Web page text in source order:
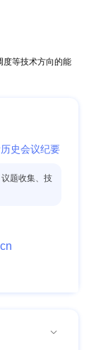
度等技术方向的能
史会议纪要
题收集、技